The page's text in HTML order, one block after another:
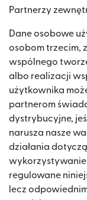
Partnerzy
Dane osobowe
osobom trzecim,
wspólnego
albo realizacji
użytkownika
partnerom
dystrybucyjne,
narusza nasze
działania
wykorzystywanie
regulowane
lecz